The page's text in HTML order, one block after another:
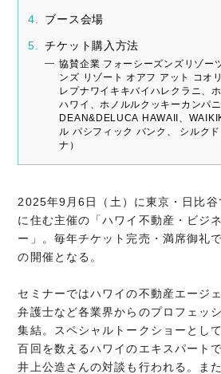
ブース会場
チケット購入方法
協賛企業 フォーシーズンズリゾー
ンズ リゾート オアフ アット コ
レプナワイキキバイハレクラニ、
ハワイ、ホノルルクッキーカンパニ
DEAN&DELUCA HAWAII、
ル パシフィック バンク、 シルク
ナ）
2025年9月6日（土）に東京・日比谷
に住む主催の「ハワイ不動産・ビジ
ー」。毎年チケット完売・満席御礼
の開催となる。
セミナーではハワイの不動産エージ
弁護士など各業界からのプロフェッ
集結。スペシャルトークショーとし
百回を数えるハワイのエキスパート
井上公造さんの対談も行われる。ま